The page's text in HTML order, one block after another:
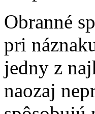
Obranné
pri
jedny z
naozaj